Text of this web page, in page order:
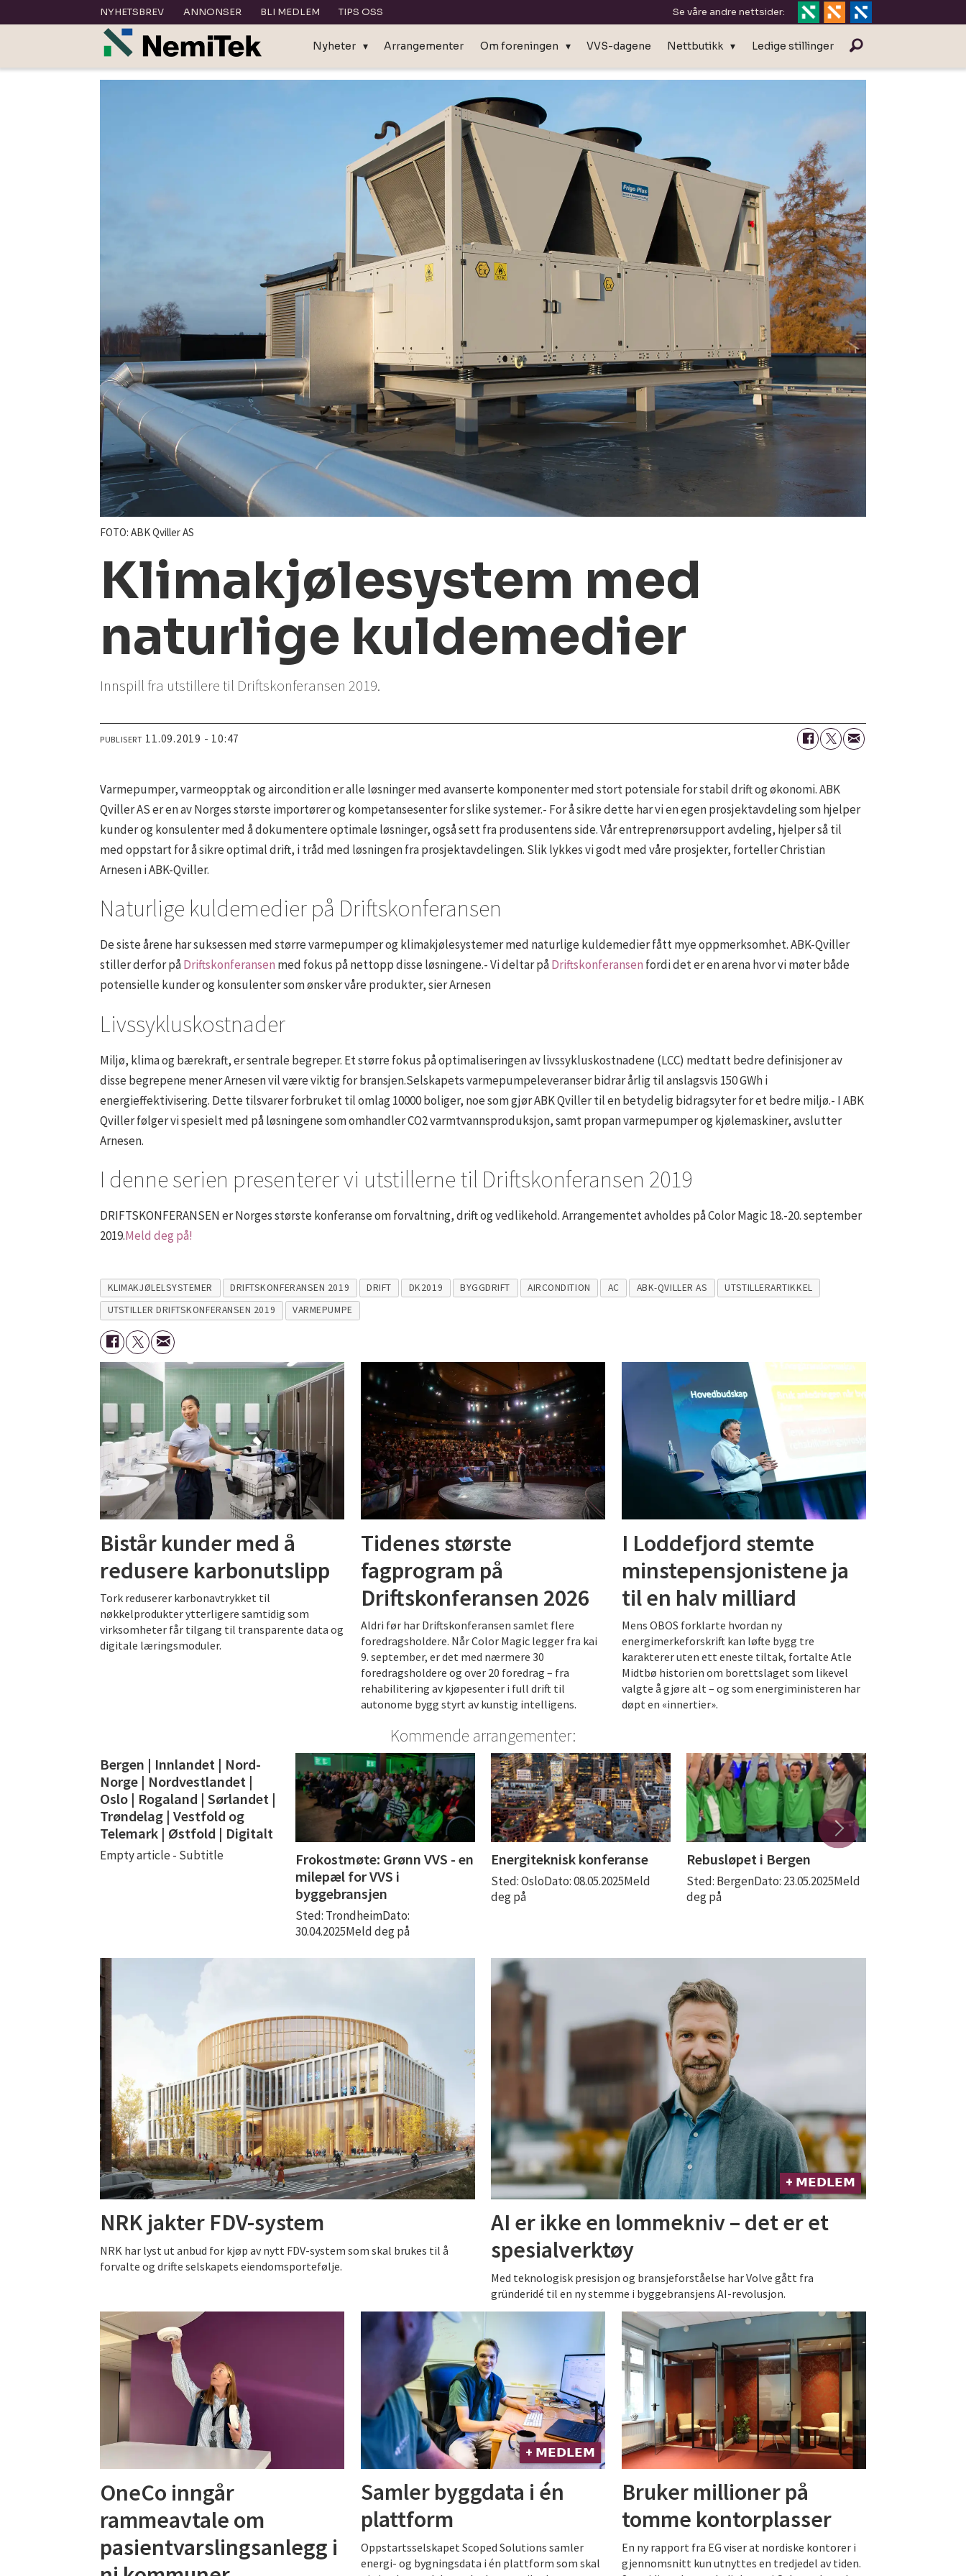
NYHETSBREV ANNONSER BLI MEDLEM TIPS OSS Se våre andre nettsider:
Nyheter Arrangementer Om foreningen VVS-dagene Nettbutikk Ledige stillinger
FOTO: ABK Qviller AS
Klimakjølesystem med
naturlige kuldemedier
Innspill fra utstillere til Driftskonferansen 2019.
PUBLISERT 11.09.2019 - 10:47
Varmepumper, varmeopptak og aircondition er alle løsninger med avanserte komponenter med stort potensiale for stabil drift og økonomi. ABK
Qviller AS er en av Norges største importører og kompetansesenter for slike systemer.- For å sikre dette har vi en egen prosjektavdeling som hjelper
kunder og konsulenter med å dokumentere optimale løsninger, også sett fra produsentens side. Vår entreprenørsupport avdeling, hjelper så til
med oppstart for å sikre optimal drift, i tråd med løsningen fra prosjektavdelingen. Slik lykkes vi godt med våre prosjekter, forteller Christian
Arnesen i ABK-Qviller.
Naturlige kuldemedier på Driftskonferansen
De siste årene har suksessen med større varmepumper og klimakjølesystemer med naturlige kuldemedier fått mye oppmerksomhet. ABK-Qviller
stiller derfor påDriftskonferansen med fokus på nettopp disse løsningene.- Vi deltar påDriftskonferansen fordi det er en arena hvor vi møter både
potensielle kunder og konsulenter som ønsker våre produkter, sier Arnesen
Livssykluskostnader
Miljø, klima og bærekraft, er sentrale begreper. Et større fokus på optimaliseringen av livssykluskostnadene (LCC) medtatt bedre definisjoner av
disse begrepene mener Arnesen vil være viktig for bransjen.Selskapets varmepumpeleveranser bidrar årlig til anslagsvis 150 GWh i
energieffektivisering. Dette tilsvarer forbruket til omlag 10000 boliger, noe som gjør ABK Qviller til en betydelig bidragsyter for et bedre miljø.- I ABK
Qviller følger vi spesielt med på løsningene som omhandler CO2 varmtvannsproduksjon, samt propan varmepumper og kjølemaskiner, avslutter
Arnesen.
I denne serien presenterer vi utstillerne til Driftskonferansen 2019
DRIFTSKONFERANSEN er Norges største konferanse om forvaltning, drift og vedlikehold. Arrangementet avholdes på Color Magic 18.-20. september
2019.Meld deg på!
KLIMAKJØLELSYSTEMER DRIFTSKONFERANSEN 2019 DRIFT DK2019 BYGGDRIFT AIRCONDITION AC ABK-QVILLER AS
UTSTILLERARTIKKEL
UTSTILLER DRIFTSKONFERANSEN 2019
VARMEPUMPE
Bistår kunder med å
redusere karbonutslipp
Tork reduserer karbonavtrykket til
nøkkelprodukter ytterligere samtidig som
virksomheter får tilgang til transparente data og
digitale læringsmoduler.
Tidenes største
fagprogram på
Driftskonferansen 2026
Aldri før har Driftskonferansen samlet flere
foredragsholdere. Når Color Magic legger fra kai
9. september, er det med nærmere 30
foredragsholdere og over 20 foredrag – fra
rehabilitering av kjøpesenter i full drift til
autonome bygg styrt av kunstig intelligens.
I Loddefjord stemte
minstepensjonistene ja
til en halv milliard
Mens OBOS forklarte hvordan ny
energimerkeforskrift kan løfte bygg tre
karakterer uten ett eneste tiltak, fortalte Atle
Midtbø historien om borettslaget som likevel
valgte å gjøre alt – og som energiministeren har
døpt en «innertier».
Kommende arrangementer:
Bergen | Innlandet | Nord-
Norge | Nordvestlandet |
Oslo | Rogaland | Sørlandet |
Trøndelag | Vestfold og
Telemark | Østfold | Digitalt
Empty article - Subtitle
Frokostmøte: Grønn VVS - en
milepæl for VVS i
byggebransjen
Sted: TrondheimDato:
30.04.2025Meld deg på
Energiteknisk konferanse
Sted: OsloDato: 08.05.2025Meld
deg på
Rebusløpet i Bergen
Sted: BergenDato: 23.05.2025Meld
deg på
NRK jakter FDV-system
NRK har lyst ut anbud for kjøp av nytt FDV-system som skal brukes til å
forvalte og drifte selskapets eiendomsportefølje.
+ 𝗠𝗘𝗗𝗟𝗘𝗠
AI er ikke en lommekniv – det er et
spesialverktøy
Med teknologisk presisjon og bransjeforståelse har Volve gått fra
gründeridé til en ny stemme i byggebransjens AI-revolusjon.
OneCo inngår
rammeavtale om
pasientvarslingsanlegg i
+ 𝗠𝗘𝗗𝗟𝗘𝗠
Samler byggdata i én
plattform
Oppstartsselskapet Scoped Solutions samler
energi- og bygningsdata i én plattform som skal
Bruker millioner på
tomme kontorplasser
En ny rapport fra EG viser at nordiske kontorer i
gjennomsnitt kun utnyttes en tredjedel av tiden.